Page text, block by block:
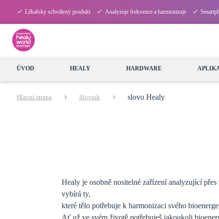
Lékařsky schválený produkt Analyzuje frekvence a harmonizuje
ÚVOD HEALY HARDWARE
Hlavní strana Slovník slovo Healy
Healy je osobně nositelné zařízení analyzující
vybírá ty,
které tělo potřebuje k harmonizaci svého
Ať už ve svém životě potřebuješ jakoukoli